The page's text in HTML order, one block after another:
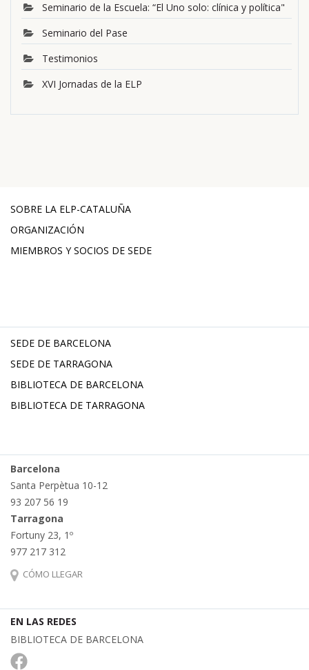
Seminario de la Escuela: “El Uno solo: clínica y política"
Seminario del Pase
Testimonios
XVI Jornadas de la ELP
SOBRE LA ELP-CATALUÑA
ORGANIZACIÓN
MIEMBROS Y SOCIOS DE SEDE
SEDE DE BARCELONA
SEDE DE TARRAGONA
BIBLIOTECA DE BARCELONA
BIBLIOTECA DE TARRAGONA
Barcelona
Santa Perpètua 10-12
93 207 56 19
Tarragona
Fortuny 23, 1º
977 217 312
CÓMO LLEGAR
EN LAS REDES
BIBLIOTECA DE BARCELONA